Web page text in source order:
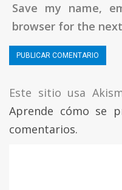
Save my name,
browser for the
Este sitio usa
Aprende cómo se
comentarios.